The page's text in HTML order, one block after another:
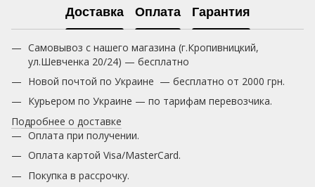
Доставка Оплата Гарантия
Самовывоз с нашего магазина (г.Кропивницкий,
ул.Шевченка 20/24) — бесплатно
Новой почтой по Украине — бесплатно от 2000 грн.
Курьером по Украине — по тарифам перевозчика.
Подробнее о доставке
Оплата при получении.
Оплата картой Visa/MasterCard.
Покупка в рассрочку.